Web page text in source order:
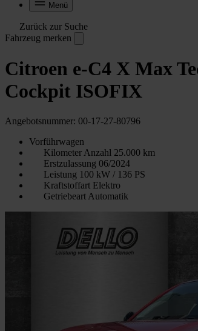
Menü
Zurück zur Suche
Fahrzeug merken
Citroen e-C4 X Max
Cockpit ISOFIX
Angebotsnummer: 00-17-27-80796
Vorführwagen
Kilometer Anzahl 25.000 km
Erstzulassung 06/2024
Leistung 100 kW / 136 PS
Kraftstoffart Elektro
Getriebeart Automatik